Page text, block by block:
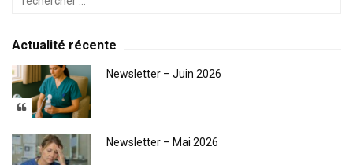
Actualité récente
Newsletter – Juin 2026
Newsletter – Mai 2026